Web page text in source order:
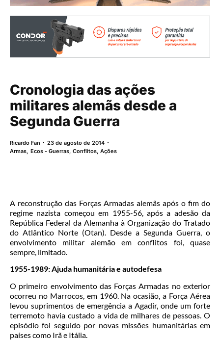
Cronologia das ações
militares alemãs desde a
Segunda Guerra
Ricardo Fan
23 de agosto de 2014
Armas,Ecos - Guerras, Conflitos, Ações
A reconstrução das Forças Armadas alemãs após o fim do
regime nazista começou em 1955-56, após a adesão da
República Federal da Alemanha à Organização do Tratado
do Atlântico Norte (Otan). Desde a Segunda Guerra, o
envolvimento militar alemão em conflitos foi, quase
sempre, limitado.
1955-1989: Ajuda humanitária e autodefesa
O primeiro envolvimento das Forças Armadas no exterior
ocorreu no Marrocos, em 1960. Na ocasião, a Força Aérea
levou suprimentos de emergência a Agadir, onde um forte
terremoto havia custado a vida de milhares de pessoas. O
episódio foi seguido por novas missões humanitárias em
países como Irã e Itália.